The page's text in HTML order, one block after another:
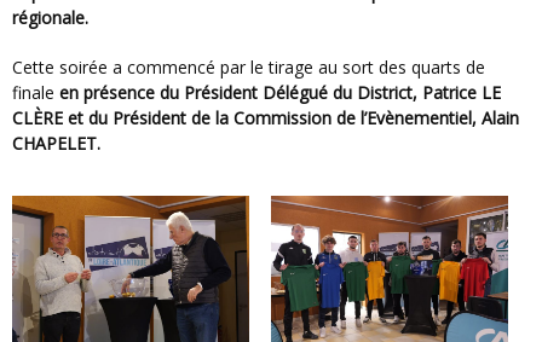
régionale.
Cette soirée a commencé par le tirage au sort des quarts de
finale en présence du Président Délégué du District, Patrice LE
CLÈRE et du Président de la Commission de l’Evènementiel, Alain
CHAPELET.